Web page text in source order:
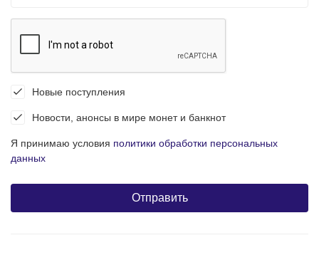
Новые поступления
Новости, анонсы в мире монет и банкнот
Я принимаю условия политики обработки персональных
данных